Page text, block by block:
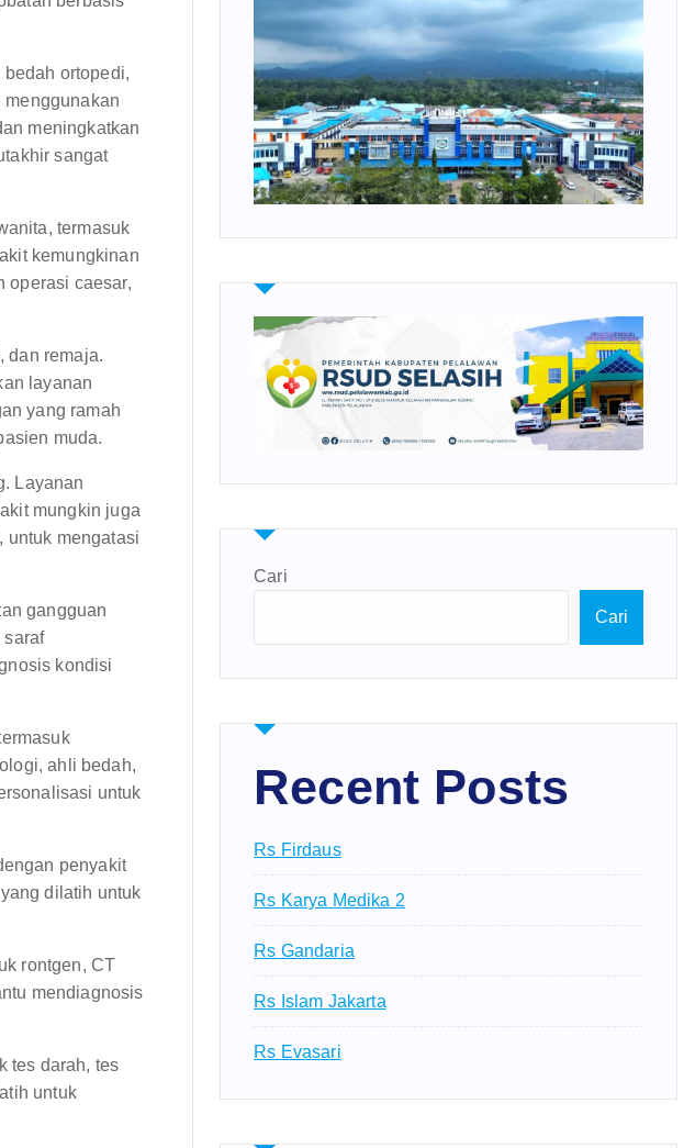
ortopedi,
menggunakan
meningkatkan
sangat
termasuk
kemungkinan
operasi caesar,
dan remaja.
layanan
yang ramah
muda.
Layanan
mungkin juga
untuk mengatasi
gangguan
saraf
kondisi
ahli bedah,
untuk
penyakit
dilatih untuk
rontgen, CT
mendiagnosis
tes darah, tes
untuk
Cari
Cari
Recent Posts
Rs Firdaus
Rs Karya Medika 2
Rs Gandaria
Rs Islam Jakarta
Rs Evasari